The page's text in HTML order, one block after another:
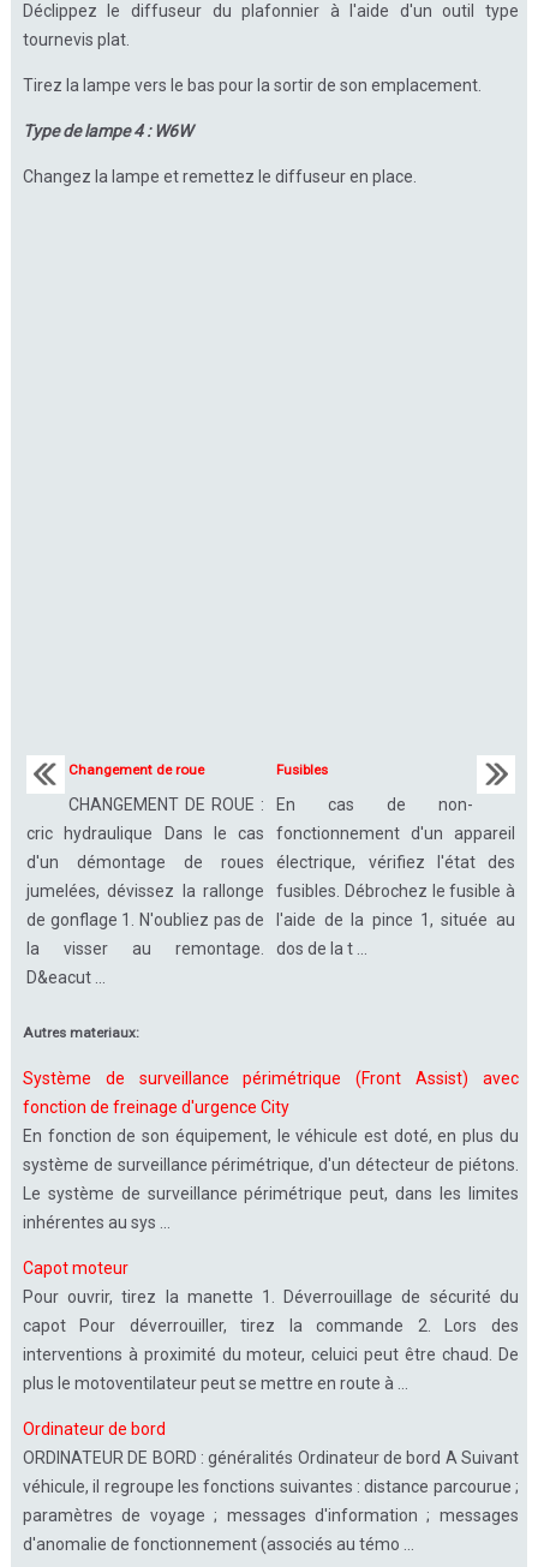
Déclippez le diffuseur du plafonnier à l'aide d'un outil type
tournevis plat.
Tirez la lampe vers le bas pour la sortir de son emplacement.
Type de lampe 4 : W6W
Changez la lampe et remettez le diffuseur en place.
Changement de roue
CHANGEMENT DE ROUE :
cric hydraulique Dans le cas
d'un démontage de roues
jumelées, dévissez la rallonge
de gonflage 1. N'oubliez pas de
la visser au remontage.
D&eacut ...
Fusibles
En cas de non-
fonctionnement d'un appareil
électrique, vérifiez l'état des
fusibles. Débrochez le fusible à
l'aide de la pince 1, située au
dos de la t ...
Autres materiaux:
Système de surveillance périmétrique (Front Assist) avec
fonction de freinage d'urgence City
En fonction de son équipement, le véhicule est doté, en plus du
système de surveillance périmétrique, d'un détecteur de piétons.
Le système de surveillance périmétrique peut, dans les limites
inhérentes au sys ...
Capot moteur
Pour ouvrir, tirez la manette 1. Déverrouillage de sécurité du
capot Pour déverrouiller, tirez la commande 2. Lors des
interventions à proximité du moteur, celuici peut être chaud. De
plus le motoventilateur peut se mettre en route à ...
Ordinateur de bord
ORDINATEUR DE BORD : généralités Ordinateur de bord A Suivant
véhicule, il regroupe les fonctions suivantes : distance parcourue ;
paramètres de voyage ; messages d'information ; messages
d'anomalie de fonctionnement (associés au témo ...